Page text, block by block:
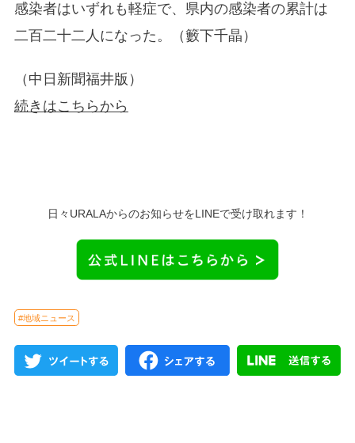
感染者はいずれも軽症で、県内の感染者の累計は
二百二十二人になった。（籔下千晶）
（中日新聞福井版）
続きはこちらから
日々URALAからのお知らせをLINEで受け取れます！
#地域ニュース